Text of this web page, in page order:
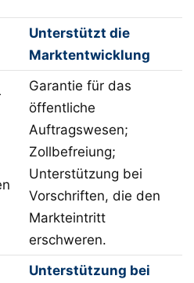
Unterstützt die
Marktentwicklung
Garantie für das
öffentliche
Auftragswesen;
Zollbefreiung;
Unterstützung bei
Vorschriften, die den
Markteintritt
erschweren.
Unterstützung bei